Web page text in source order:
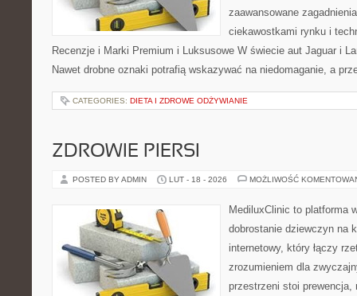
zaawansowane
ciekawostkami rynku i
Recenzje i Marki Premium i Luksusowe W świecie aut Jaguar i
Nawet drobne oznaki potrafią wskazywać na niedomaganie, a
CATEGORIES: DIETA I ZDROWE ODŻYWIANIE
ZDROWIE PIERSI
POSTED BY ADMIN LUT - 18 - 2026 MOŻLIWOŚĆ
MediluxClinic to platforma
dobrostanie dziewczyn na
internetowy, który łączy
zrozumieniem dla
przestrzeni stoi prewencja,